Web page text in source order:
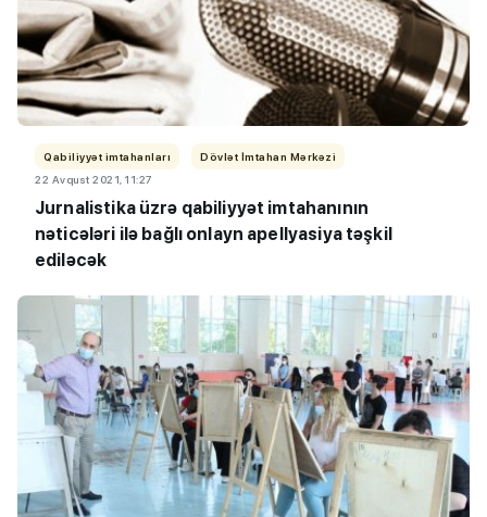
Qabiliyyət imtahanları
Dövlət İmtahan Mərkəzi
22 Avqust 2021, 11:27
Jurnalistika üzrə qabiliyyət imtahanının
nəticələri ilə bağlı onlayn apellyasiya təşkil
ediləcək